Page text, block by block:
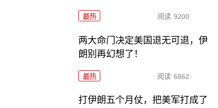
最热 阅读 9200
两大命门决定美国退无可退，伊
朗别再幻想了！
最热 阅读 6862
打伊朗五个月仗，把美军打成了